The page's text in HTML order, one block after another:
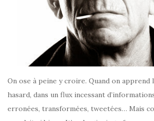
On ose à peine y croire. Quand on apprend
hasard, dans un flux incessant
erronées, transformées, tweetées… Mais